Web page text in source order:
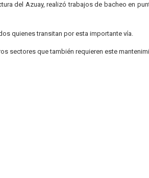
del Azuay, realizó trabajos de bacheo en
quienes transitan por esta importante vía.
sectores que también requieren este